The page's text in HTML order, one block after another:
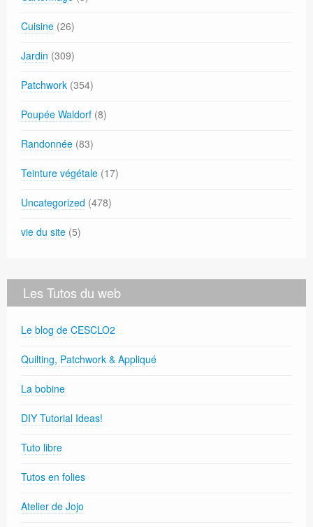
Cuisine (26)
Jardin (309)
Patchwork (354)
Poupée Waldorf (8)
Randonnée (83)
Teinture végétale (17)
Uncategorized (478)
vie du site (5)
Les Tutos du web
Le blog de CESCLO2
Quilting, Patchwork & Appliqué
La bobine
DIY Tutorial Ideas!
Tuto libre
Tutos en folies
Atelier de Jojo